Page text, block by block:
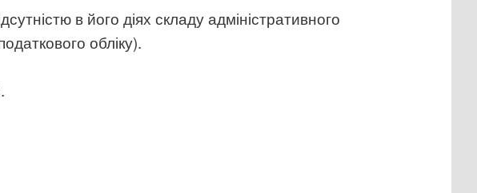
в його діях складу адміністративного
обліку).